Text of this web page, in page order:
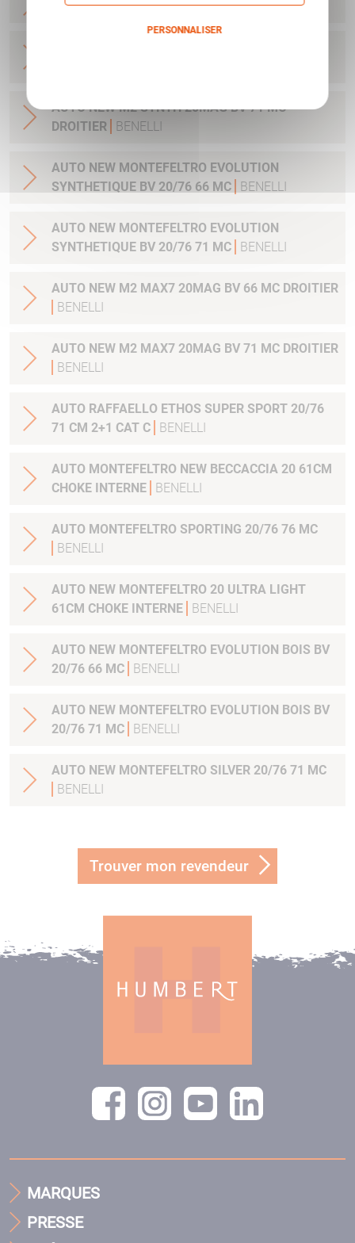
AUTO NEW M2 SYNTH 20MAG BV 71 MC
DROITIER
BENELLI
AUTO NEW MONTEFELTRO EVOLUTION
SYNTHETIQUE BV 20/76 66 MC
BENELLI
AUTO NEW MONTEFELTRO EVOLUTION
SYNTHETIQUE BV 20/76 71 MC
BENELLI
AUTO NEW M2 MAX7 20MAG BV 66 MC DROITIER
BENELLI
AUTO NEW M2 MAX7 20MAG BV 71 MC DROITIER
BENELLI
AUTO RAFFAELLO ETHOS SUPER SPORT 20/76
71 CM 2+1 CAT C
BENELLI
AUTO MONTEFELTRO NEW BECCACCIA 20 61CM
CHOKE INTERNE
BENELLI
AUTO MONTEFELTRO SPORTING 20/76 76 MC
BENELLI
AUTO NEW MONTEFELTRO 20 ULTRA LIGHT
61CM CHOKE INTERNE
BENELLI
AUTO NEW MONTEFELTRO EVOLUTION BOIS BV
20/76 66 MC
BENELLI
AUTO NEW MONTEFELTRO EVOLUTION BOIS BV
20/76 71 MC
BENELLI
AUTO NEW MONTEFELTRO SILVER 20/76 71 MC
BENELLI
Trouver mon revendeur
MARQUES
PRESSE
PERSONNALISER